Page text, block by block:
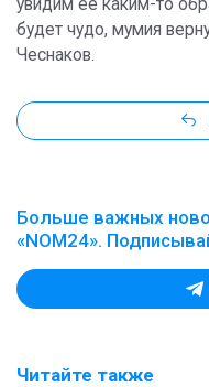
увидим ее каким-то
будет чудо, мумия
Чеснаков.
Больше важных
«NOM24».
Читайте также